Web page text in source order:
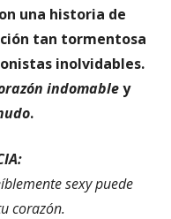
una historia de
tan tormentosa
inolvidables.
indomabley
.
sexy puede
corazón.